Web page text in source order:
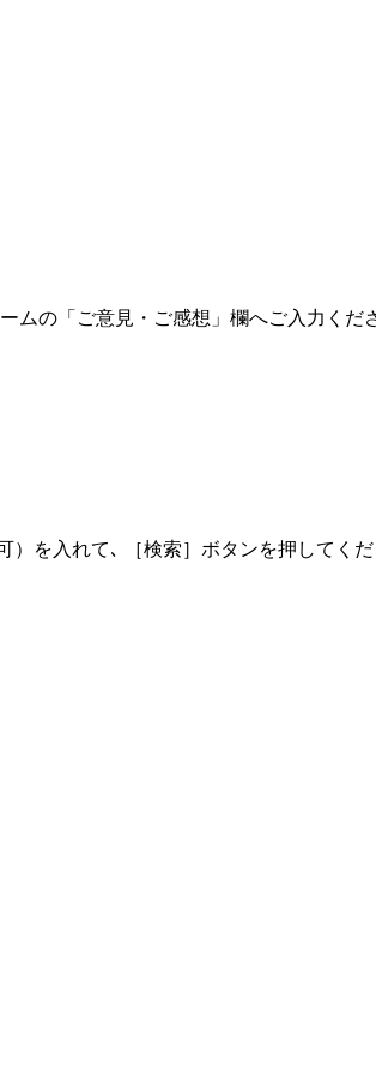
ムの「ご意見・ご感想」欄へご入力くだ
を入れて､ ［検索］ボタンを押してくだ